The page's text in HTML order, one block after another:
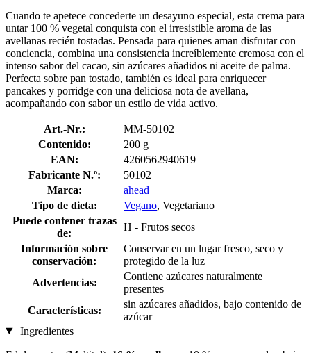
Cuando te apetece concederte un desayuno especial, esta crema para
untar 100 % vegetal conquista con el irresistible aroma de las
avellanas recién tostadas. Pensada para quienes aman disfrutar con
conciencia, combina una consistencia increíblemente cremosa con el
intenso sabor del cacao, sin azúcares añadidos ni aceite de palma.
Perfecta sobre pan tostado, también es ideal para enriquecer
pancakes y porridge con una deliciosa nota de avellana,
acompañando con sabor un estilo de vida activo.
Art.-Nr.:
MM-50102
Contenido:
200 g
EAN:
4260562940619
Fabricante N.º:
50102
Marca:
ahead
Tipo de dieta:
Vegano, Vegetariano
Puede contener trazas
de:
H - Frutos secos
Información sobre
conservación:
Conservar en un lugar fresco, seco y
protegido de la luz
Advertencias:
Contiene azúcares naturalmente
presentes
Características:
sin azúcares añadidos, bajo contenido de
azúcar
Ingredientes